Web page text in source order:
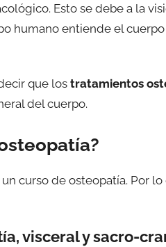
Esto se debe a la
humano entiende el
que los tratamientos
del cuerpo.
curso de osteopatía. Por
visceral y sacro-